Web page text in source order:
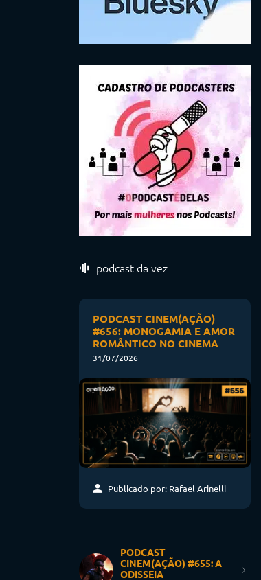
podcast da vez
PODCAST CINEM(AÇÃO)
#656: MONOGAMIA E AMOR
ROMÂNTICO NO CINEMA
31/07/2026
Publicado por: Rafael Arinelli
PODCAST
CINEM(AÇÃO) #655: A
ODISSEIA